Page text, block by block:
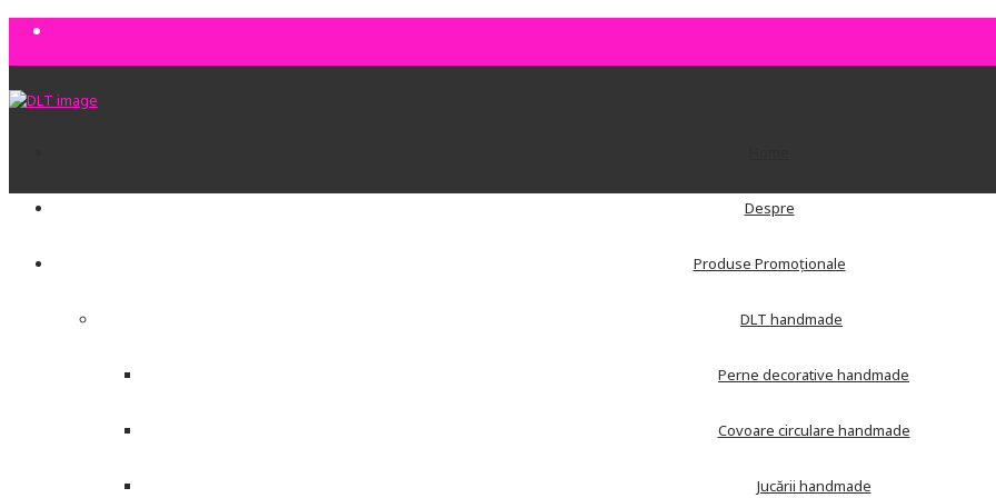
Despre
Produse Promoționale
DLT handmade
Perne decorative handmade
Covoare circulare handmade
Jucării handmade